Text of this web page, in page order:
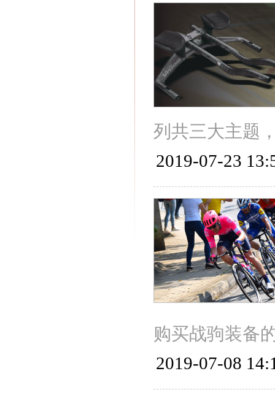
列共三大主题
2019-07-23
购买战驹装备
2019-07-08